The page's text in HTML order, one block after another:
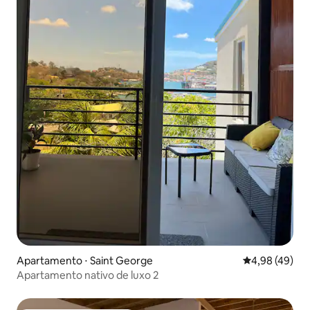
Apartamento ⋅ Saint George 4,98 de uma
4,98 (49)
Apartamento nativo de luxo 2